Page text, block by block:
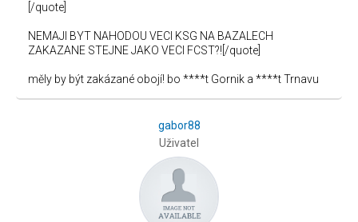
[/quote]
NEMAJI BYT NAHODOU VECI KSG NA BAZALECH
ZAKAZANE STEJNE JAKO VECI FCST?![/quote]
měly by být zakázané obojí! bo ****t Gornik a ****t Trnavu
gabor88
Uživatel